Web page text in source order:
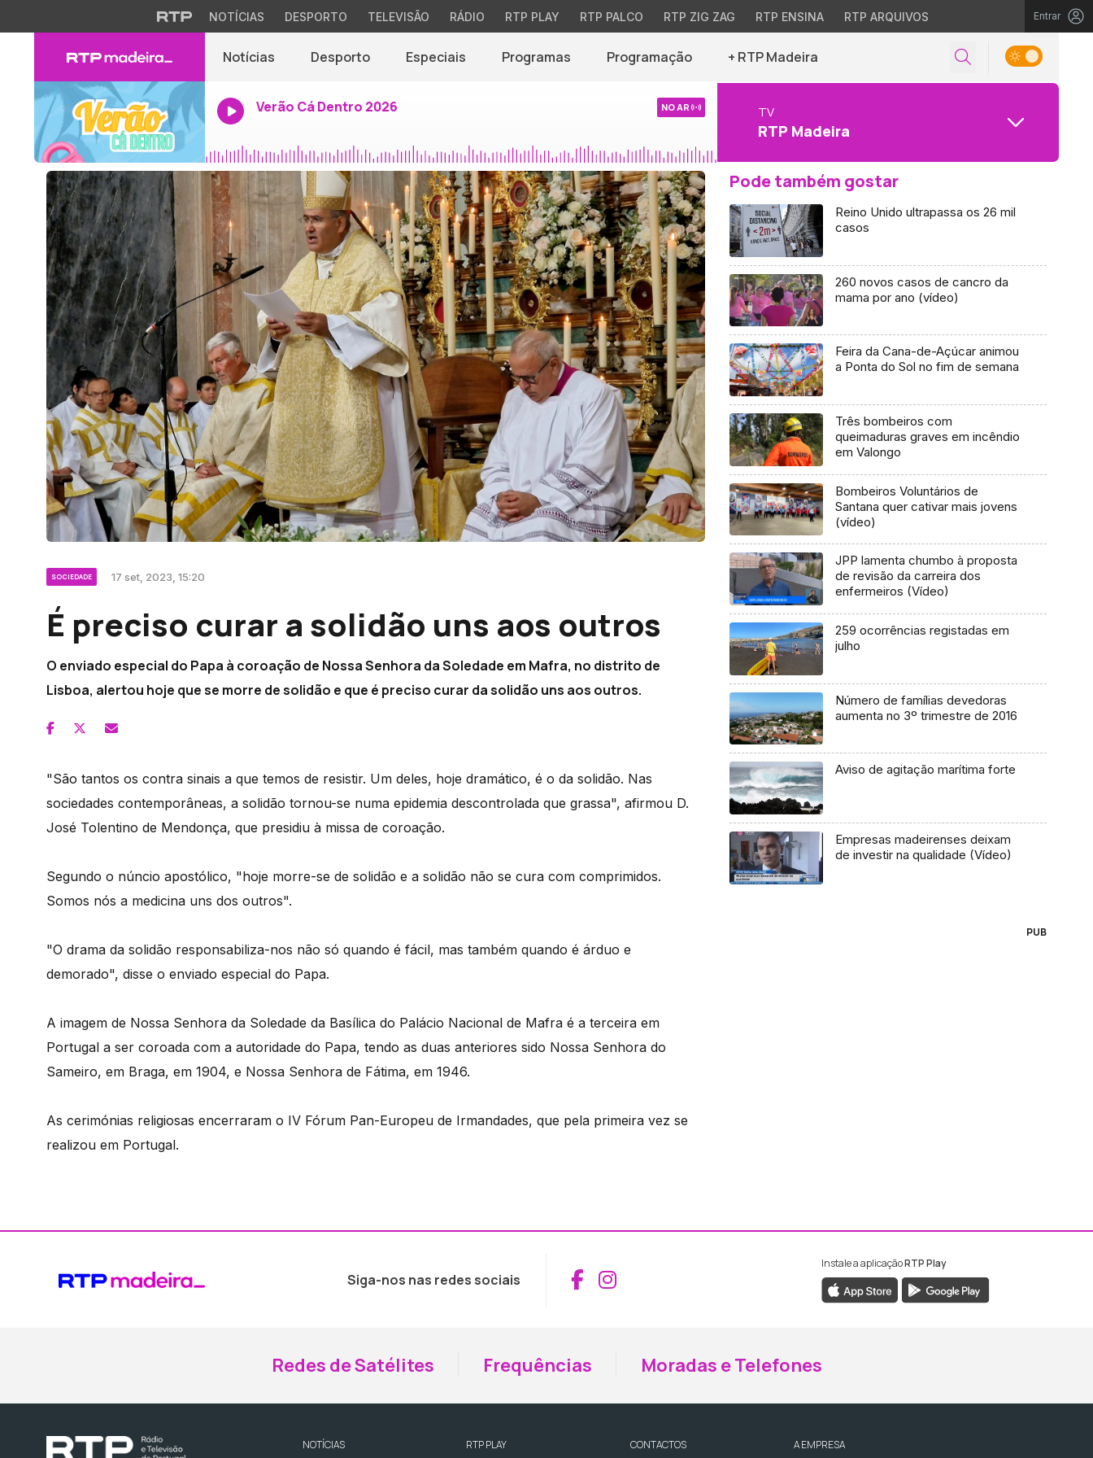
NOTÍCIAS DESPORTO TELEVISÃO RÁDIO RTP PLAY RTP PALCO RTP ZIG ZAG RTP ENSINA RTP ARQUIVOS Entrar
Notícias Desporto Especiais Programas Programação + RTP Madeira
Verão Cá Dentro 2026 NO AR TV
RTP Madeira
SOCIEDADE 17 set, 2023, 15:20
É preciso curar a solidão uns aos outros
O enviado especial do Papa à coroação de Nossa Senhora da Soledade em Mafra, no distrito de
Lisboa, alertou hoje que se morre de solidão e que é preciso curar da solidão uns aos outros.
"São tantos os contra sinais a que temos de resistir. Um deles, hoje dramático, é o da solidão. Nas
sociedades contemporâneas, a solidão tornou-se numa epidemia descontrolada que grassa", afirmou D.
José Tolentino de Mendonça, que presidiu à missa de coroação.
Segundo o núncio apostólico, "hoje morre-se de solidão e a solidão não se cura com comprimidos.
Somos nós a medicina uns dos outros".
"O drama da solidão responsabiliza-nos não só quando é fácil, mas também quando é árduo e
demorado", disse o enviado especial do Papa.
A imagem de Nossa Senhora da Soledade da Basílica do Palácio Nacional de Mafra é a terceira em
Portugal a ser coroada com a autoridade do Papa, tendo as duas anteriores sido Nossa Senhora do
Sameiro, em Braga, em 1904, e Nossa Senhora de Fátima, em 1946.
As cerimónias religiosas encerraram o IV Fórum Pan-Europeu de Irmandades, que pela primeira vez se
realizou em Portugal.
Pode também gostar
Reino Unido ultrapassa os 26 mil
casos
260 novos casos de cancro da
mama por ano (vídeo)
Feira da Cana-de-Açúcar animou
a Ponta do Sol no fim de semana
Três bombeiros com
queimaduras graves em incêndio
em Valongo
Bombeiros Voluntários de
Santana quer cativar mais jovens
(vídeo)
JPP lamenta chumbo à proposta
de revisão da carreira dos
enfermeiros (Vídeo)
259 ocorrências registadas em
julho
Número de famílias devedoras
aumenta no 3º trimestre de 2016
Aviso de agitação marítima forte
Empresas madeirenses deixam
de investir na qualidade (Vídeo)
PUB
Siga-nos nas redes sociais Aceder ao Facebook da RTP Madeira
Aceder ao Instagram da RTP Madeira
Instale a aplicaçãoRTP Play
Redes de Satélites Frequências Moradas e Telefones
NOTÍCIAS
RTP PLAY
CONTACTOS
A EMPRESA